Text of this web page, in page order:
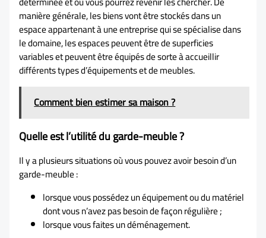
manière générale, les biens vont être stockés dans un
espace appartenant à une entreprise qui se spécialise dans
le domaine, les espaces peuvent être de superficies
variables et peuvent être équipés de sorte à accueillir
différents types d’équipements et de meubles.
Comment bien estimer sa maison ?
Quelle est l’utilité du garde-meuble ?
Il y a plusieurs situations où vous pouvez avoir besoin d’un
garde-meuble :
lorsque vous possédez un équipement ou du matériel
dont vous n’avez pas besoin de façon régulière ;
lorsque vous faites un déménagement.